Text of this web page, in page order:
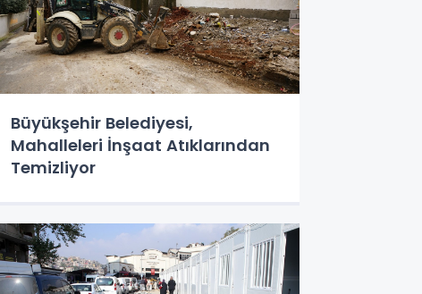
Büyükşehir Belediyesi,
Mahalleleri İnşaat Atıklarından
Temizliyor